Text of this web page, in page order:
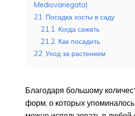
Mediovariegata)
21 Посадка хосты в саду
21.1 Когда сажать
21.2 Как посадить
22 Уход за растением
Благодаря большому
форм, о которых